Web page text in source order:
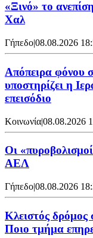
«Ξινό» το
Χαλ
Γήπεδο|08.08.2026
Απόπειρα φόνου
υποστηρίζει η
επεισόδιο
Κοινωνία|08.08.2026
Οι
ΑΕΛ
Γήπεδο|08.08.2026
Κλειστός
Ποιο τμήμα